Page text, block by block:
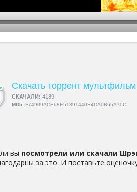
Скачать торрент
СКАЧАЛИ: 4189
MD5: F74909ACE68E51891440E4DA0B65A70C
вы посмотрели или скачали
за это. И поставьте